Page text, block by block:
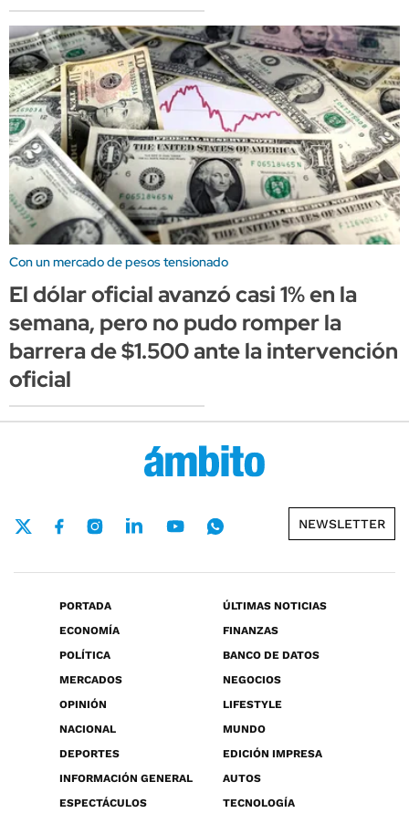
Con un mercado de pesos tensionado
El dólar oficial avanzó casi 1% en la
semana, pero no pudo romper la
barrera de $1.500 ante la intervención
oficial
NEWSLETTER
PORTADA
ÚLTIMAS NOTICIAS
ECONOMÍA
FINANZAS
POLÍTICA
BANCO DE DATOS
MERCADOS
NEGOCIOS
OPINIÓN
LIFESTYLE
NACIONAL
MUNDO
DEPORTES
EDICIÓN IMPRESA
INFORMACIÓN GENERAL
AUTOS
ESPECTÁCULOS
TECNOLOGÍA